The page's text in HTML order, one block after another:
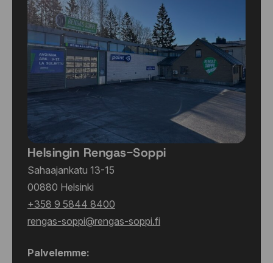
Helsingin Rengas-Soppi
Sahaajankatu 13-15
00880 Helsinki
+358 9 5844 8400
rengas-soppi@rengas-soppi.fi
Palvelemme: